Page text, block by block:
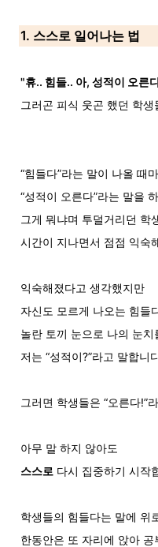
1. 스스로 일어나는 법
"휴.. 힘들.. 아, 성적이 오른
그러곤 피식 웃곤 했던 학생
“힘들다”라는 말이 나올 때
“성적이 오른다”라는 말을
그게 뭐냐며 투덜거리던 학
시간이 지나면서 점점 익숙
익숙해졌다고 생각했지만
자신도 모르게 나오는 힘들
놀란 토끼 눈으로 나의 눈치
저는 “성적이?”라고 말합니
그러면 학생들은 “오른다!”
아무 말 하지 않아도
스스로 다시 집중하기 시작
학생들의 힘들다는 말에 위
한동안은 또 자리에 앉아 공